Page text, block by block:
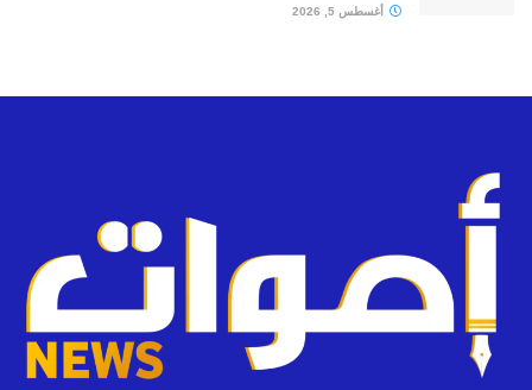
أغسطس 5, 2026